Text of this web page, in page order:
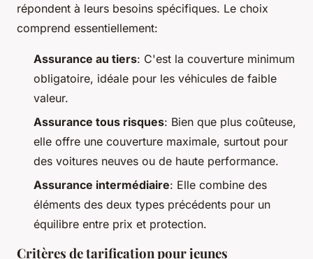
répondent à leurs besoins spécifiques. Le choix
comprend essentiellement:
Assurance au tiers: C'est la couverture minimum
obligatoire, idéale pour les véhicules de faible
valeur.
Assurance tous risques: Bien que plus coûteuse,
elle offre une couverture maximale, surtout pour
des voitures neuves ou de haute performance.
Assurance intermédiaire: Elle combine des
éléments des deux types précédents pour un
équilibre entre prix et protection.
Critères de tarification pour jeunes